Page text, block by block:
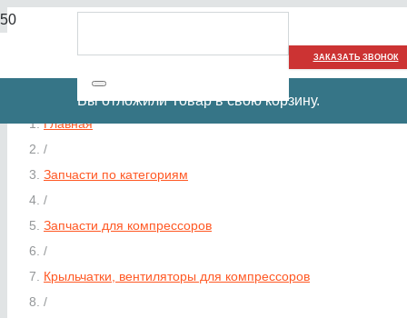
ЗАКАЗАТЬ ЗВОНОК
Вы отложилиТоварв свою корзину.
Главная
/
Запчасти по категориям
/
Запчасти для компрессоров
/
Крыльчатки, вентиляторы для компрессоров
/